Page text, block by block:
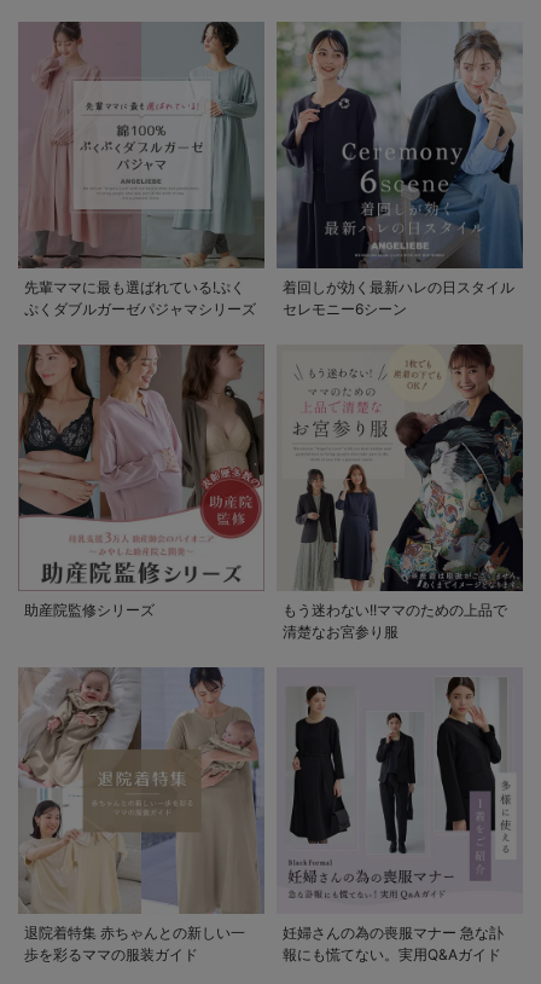
先輩ママに最も選ばれている!ぷく
ぷくダブルガーゼパジャマシリーズ
着回しが効く最新ハレの日スタイル
セレモニー6シーン
助産院監修シリーズ
もう迷わない!!ママのための上品で
清楚なお宮参り服
退院着特集 赤ちゃんとの新しい一
歩を彩るママの服装ガイド
妊婦さんの為の喪服マナー 急な訃
報にも慌てない。実用Q&Aガイド